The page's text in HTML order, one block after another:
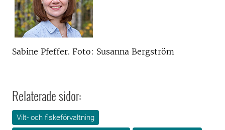
Sabine Pfeffer. Foto: Susanna Bergström
Relaterade sidor:
Vilt- och fiskeförvaltning